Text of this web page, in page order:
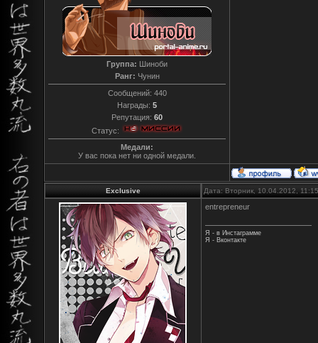
Группа: Шиноби
Ранг: Чунин
Сообщений: 440
Награды: 5
Репутация: 60
Статус:
Медали:
У вас пока нет ни одной медали.
Exclusive Дата: Вторник, 10.04.2012,
entrepreneur
Я - в Инстаграмме
Я - Вконтакте